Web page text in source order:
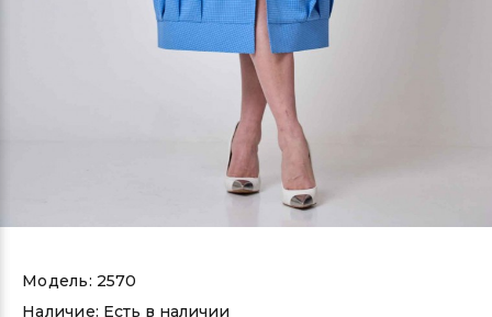
Модель: 2570
Наличие: Есть в наличии